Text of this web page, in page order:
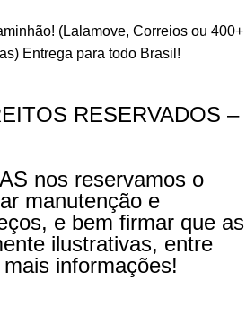
(Lalamove, Correios ou 400+
Entrega para todo Brasil!
RESERVADOS –
nos reservamos o
manutenção e
e bem firmar que as
ilustrativas, entre
informações!